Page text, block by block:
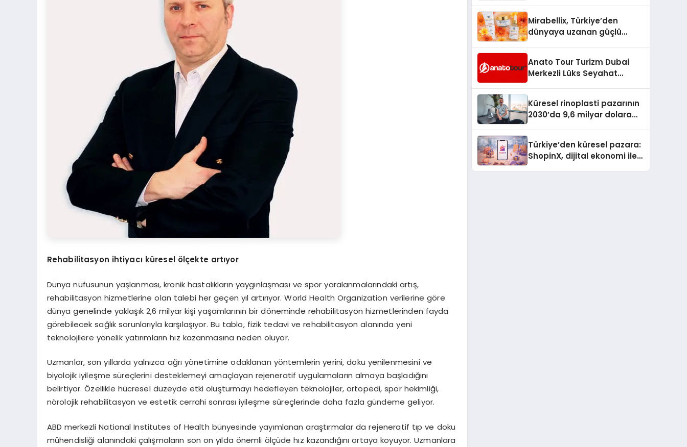
Rehabilitasyon ihtiyacı küresel ölçekte artıyor
Dünya nüfusunun yaşlanması, kronik hastalıkların yaygınlaşması ve spor yaralanmalarındaki artış,
rehabilitasyon hizmetlerine olan talebi her geçen yıl artırıyor. World Health Organization verilerine göre
dünya genelinde yaklaşık 2,6 milyar kişi yaşamlarının bir döneminde rehabilitasyon hizmetlerinden fayda
görebilecek sağlık sorunlarıyla karşılaşıyor. Bu tablo, fizik tedavi ve rehabilitasyon alanında yeni
teknolojilere yönelik yatırımların hız kazanmasına neden oluyor.
Uzmanlar, son yıllarda yalnızca ağrı yönetimine odaklanan yöntemlerin yerini, doku yenilenmesini ve
biyolojik iyileşme süreçlerini desteklemeyi amaçlayan rejeneratif uygulamaların almaya başladığını
belirtiyor. Özellikle hücresel düzeyde etki oluşturmayı hedefleyen teknolojiler, ortopedi, spor hekimliği,
nörolojik rehabilitasyon ve estetik cerrahi sonrası iyileşme süreçlerinde daha fazla gündeme geliyor.
ABD merkezli National Institutes of Health bünyesinde yayımlanan araştırmalar da rejeneratif tıp ve doku
mühendisliği alanındaki çalışmaların son on yılda önemli ölçüde hız kazandığını ortaya koyuyor. Uzmanlara
Mirabellix, Türkiye’den
dünyaya uzanan güçlü
Anato Tour Turizm Dubai
Merkezli Lüks Seyahat
Küresel rinoplasti pazarının
2030’da 9,6 milyar dolara
Türkiye’den küresel pazara:
ShopinX, dijital ekonomi ile